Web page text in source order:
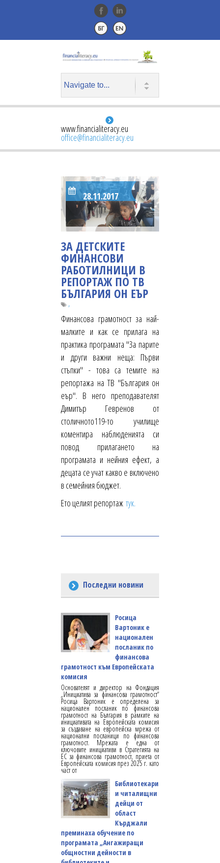
www.financialiteracy.eu
office@financialiteracy.eu
28.11.2017
ЗА ДЕТСКИТЕ
ФИНАНСОВИ
РАБОТИЛНИЦИ В
РЕПОРТАЖ ПО ТВ
БЪЛГАРИЯ ОН ЕЪР
,
Финансова грамотност за най-
малките и как се прилага на
практика програмата "За парите
и други важни неща: Първи
стъпки" - това са темите на
репортажа на ТВ "България он
еър". В него преподавателят
Димитър Гевренов от
столичното119-то училище
коментира наблюденията си
повод прилагането на
програмата и нейния ефект, а
децата се учат какво е включено
в семейния бюджет.
Ето целият репортаж тук.
Последни новини
Росица
Вартоник е
национален
посланик по
финансова
грамотност към Европейската
комисия
Основателят и директор на Фондация
„Инициатива за финансова грамотност“
Росица Вартоник е определена за
национален посланик по финансова
грамотност на България в рамките на
инициативата на Европейската комисия
за създаване на европейска мрежа от
национални посланици по финансова
грамотност. Мрежата е една от
ключовите инициативи в Стратегията на
ЕС за финансова грамотност, приета от
Европейската комисия през 2025 г. като
част от
Библиотекари
и читалищни
дейци от
област
Кърджали
преминаха обучение по
програмата „Ангажиращи
общностни дейности в